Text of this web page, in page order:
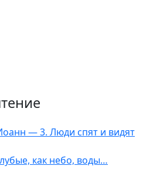
— 3. Люди спят и видят
как небо, воды…